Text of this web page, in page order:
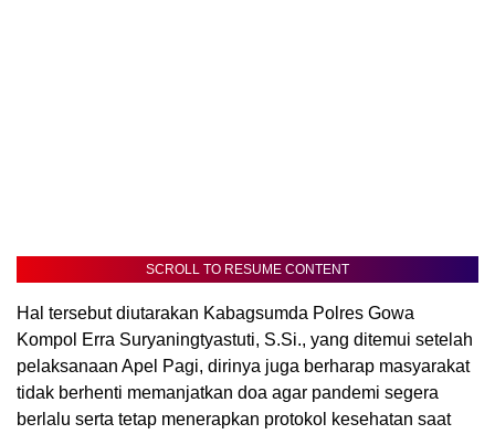
SCROLL TO RESUME CONTENT
Hal tersebut diutarakan Kabagsumda Polres Gowa
Kompol Erra Suryaningtyastuti, S.Si., yang ditemui setelah
pelaksanaan Apel Pagi, dirinya juga berharap masyarakat
tidak berhenti memanjatkan doa agar pandemi segera
berlalu serta tetap menerapkan protokol kesehatan saat